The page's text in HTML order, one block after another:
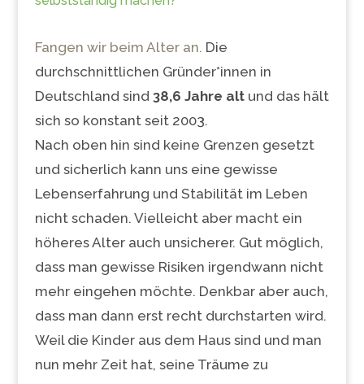
Fangen wir beim Alter an. Die
durchschnittlichen Gründer*innen in
Deutschland sind 38,6 Jahre altund das hält
sich so konstant seit 2003.
Nach oben hin sind keine Grenzen gesetzt
und sicherlich kann uns eine gewisse
Lebenserfahrung und Stabilität im Leben
nicht schaden. Vielleicht aber macht ein
höheres Alter auch unsicherer. Gut möglich,
dass man gewisse Risiken irgendwann nicht
mehr eingehen möchte. Denkbar aber auch,
dass man dann erst recht durchstarten wird.
Weil die Kinder aus dem Haus sind und man
nun mehr Zeit hat, seine Träume zu